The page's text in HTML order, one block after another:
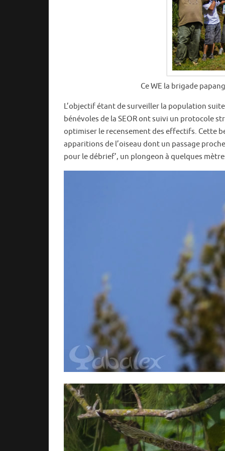
Ce WE la brigade
L’objectif étant de surveiller la population
bénévoles de la SEOR ont suivi un protocole
optimiser le recensement des effectifs. Cette
apparitions de l’oiseau dont un passage
pour le débrief’, un plongeon à quelques